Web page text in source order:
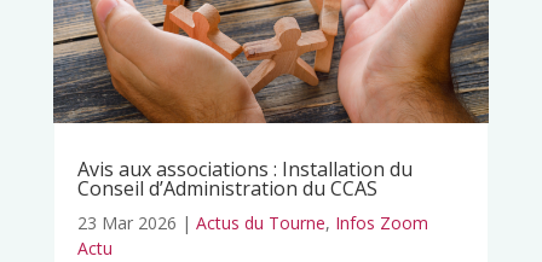
Avis aux associations : Installation du
Conseil d’Administration du CCAS
23 Mar 2026 | Actus du Tourne, Infos Zoom
Actu